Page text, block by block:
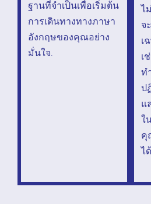
ฐานที่จำเป็นเพื่อเริ่มต้น
การเดินทางทางภาษา
อังกฤษของคุณอย่าง
มั่นใจ.
ไ
จ
เ
เ
ท
ป
แ
ใ
คุ
ไ